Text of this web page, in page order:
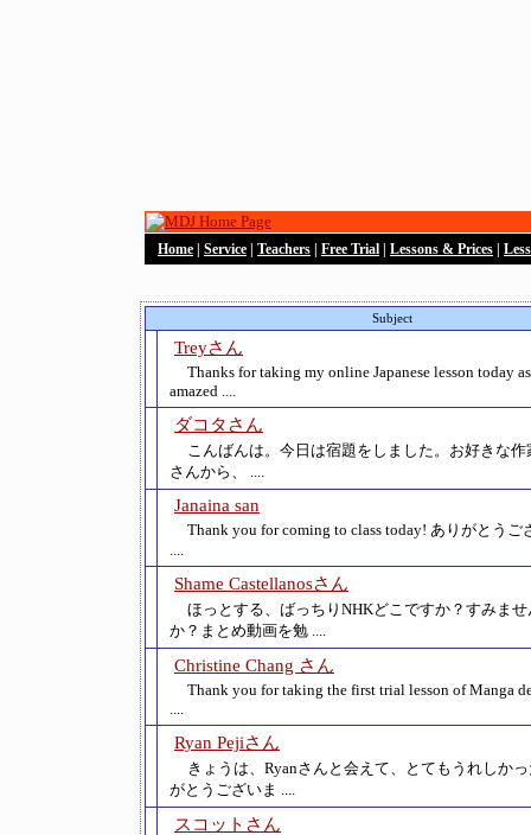
Home Service Teachers Free Trial Lessons & Prices
Subject
Treyさん
Thanks for taking my online Japanese lesson today
amazed ....
ダコタさん
こんばんは。今日は宿題をしました。お好きな
さんから、 ....
Janaina san
Thank you for coming to class today! ありがとうご
....
Shame Castellanosさん
ほっとする、ばっちりNHKどこですか？すみま
か？まとめ動画を勉 ....
Christine Chang さん
Thank you for taking the first trial lesson of Manga de
....
Ryan Pejiさん
きょうは、Ryanさんと会えて、とてもうれしか
がとうございま ....
スコットさん